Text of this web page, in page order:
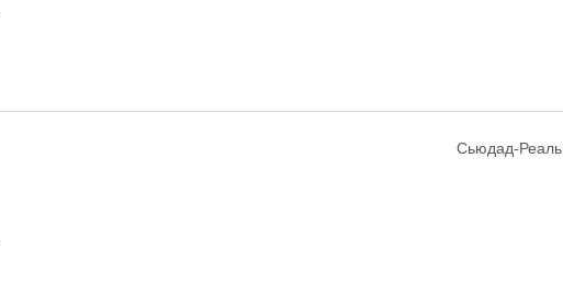
Сьюдад-Реаль,